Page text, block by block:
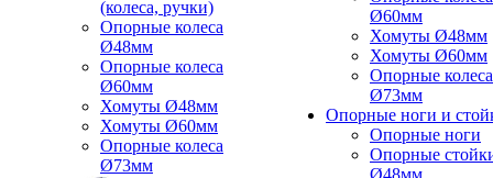
(колеса, ручки)
Опорные колеса
Ø48мм
Опорные колеса
Ø60мм
Хомуты Ø48мм
Хомуты Ø60мм
Опорные колеса
Ø73мм
Ø60мм
Хомуты Ø48мм
Хомуты Ø60мм
Опорные колеса
Ø73мм
Опорные ноги и
Опорные ноги
Опорные
Ø48мм